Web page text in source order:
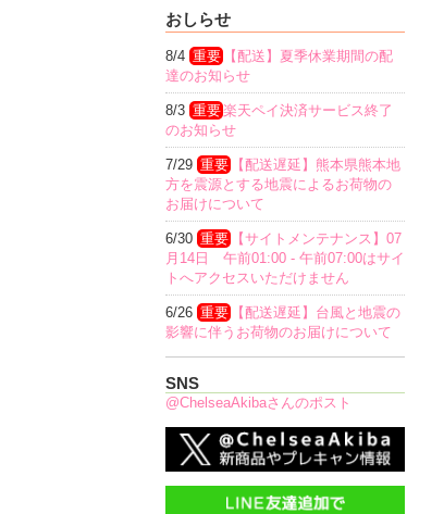
おしらせ
8/4 重要
【配送】夏季休業期間の配
達のお知らせ
8/3 重要楽天ペイ決済サービス終了
のお知らせ
7/29 重要
【配送遅延】熊本県熊本地
方を震源とする地震によるお荷物の
お届けについて
6/30 重要
【サイトメンテナンス】07
月14日 午前01:00 - 午前07:00はサイ
トへアクセスいただけません
6/26 重要
【配送遅延】台風と地震の
影響に伴うお荷物のお届けについて
SNS
@ChelseaAkibaさんのポスト